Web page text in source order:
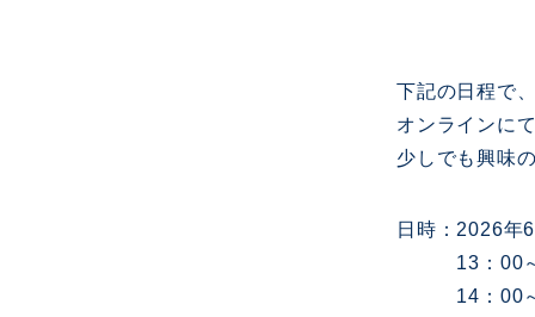
下記の日程で
オンラインに
少しでも興味
日時：2026年
13：00～
14：00～